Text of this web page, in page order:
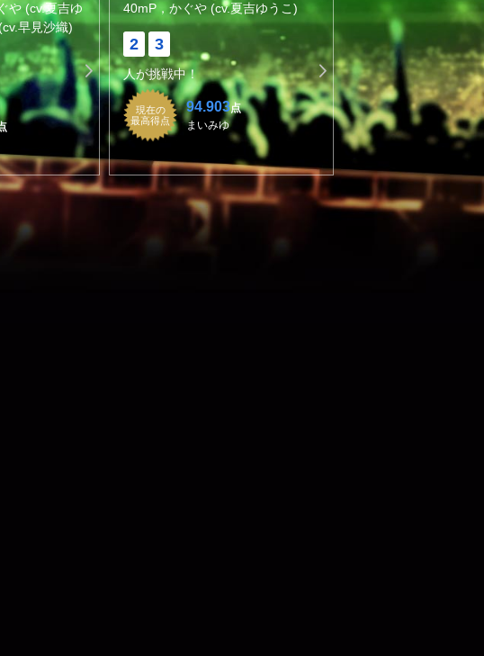
や (cv.夏吉ゆ
早見沙織)
40mP，かぐや (cv.夏吉ゆうこ)
2 3
人が挑戦中！
現在の
最高得点
94.903点
まいみゆ